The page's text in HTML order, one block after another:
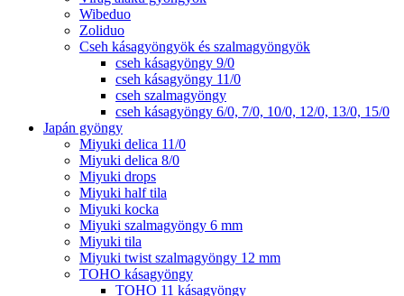
Wibeduo
Zoliduo
Cseh kásagyöngyök és szalmagyöngyök
cseh kásagyöngy 9/0
cseh kásagyöngy 11/0
cseh szalmagyöngy
cseh kásagyöngy 6/0, 7/0, 10/0, 12/0, 13/0, 15/0
Japán gyöngy
Miyuki delica 11/0
Miyuki delica 8/0
Miyuki drops
Miyuki half tila
Miyuki kocka
Miyuki szalmagyöngy 6 mm
Miyuki tila
Miyuki twist szalmagyöngy 12 mm
TOHO kásagyöngy
TOHO 11 kásagyöngy